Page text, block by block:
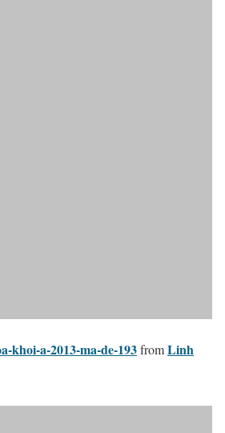
khoi-a-2013-ma-de-193fromLinh